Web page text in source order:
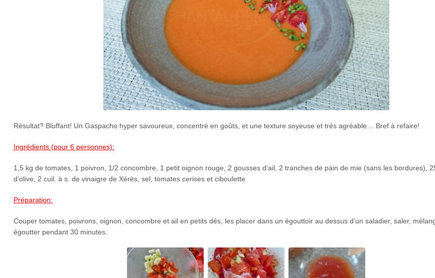
Résultat? Bluffant! Un Gaspacho hyper savoureux, concentré en goûts, et une texture soyeuse et très agréable… Bref à refaire!
Ingrédients (pour 6 personnes):
1,5 kg de tomates, 1 poivron, 1/2 concombre, 1 petit oignon rouge, 2 gousses d’ail, 2 tranches de pain de mie (sans les bordures),
d’olive, 2 cuil. à s. de vinaigre de Xérès, sel, tomates cerises et ciboulette
Préparation:
Couper tomates, poivrons, oignon, concombre et ail en petits dés, les placer dans un égouttoir au dessus d’un saladier, saler,
égoutter pendant 30 minutes.